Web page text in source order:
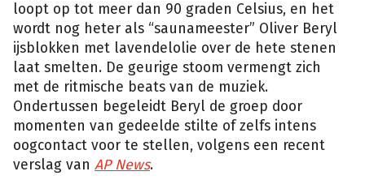
loopt op tot meer dan 90 graden Celsius, en het
wordt nog heter als “saunameester” Oliver Beryl
ijsblokken met lavendelolie over de hete stenen
laat smelten. De geurige stoom vermengt zich
met de ritmische beats van de muziek.
Ondertussen begeleidt Beryl de groep door
momenten van gedeelde stilte of zelfs intens
oogcontact voor te stellen, volgens een recent
verslag van AP News.